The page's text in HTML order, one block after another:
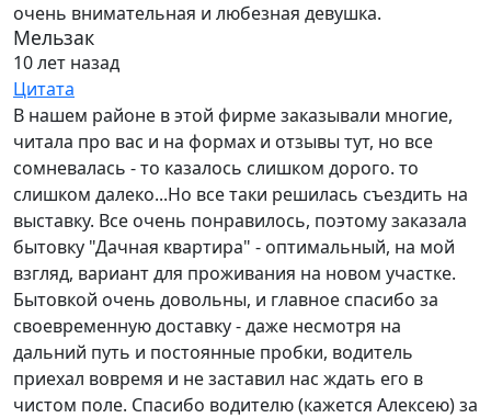
очень внимательная и любезная девушка.
Мельзак
10 лет назад
Цитата
В нашем районе в этой фирме заказывали многие,
читала про вас и на формах и отзывы тут, но все
сомневалась - то казалось слишком дорого. то
слишком далеко...Но все таки решилась съездить на
выставку. Все очень понравилось, поэтому заказала
бытовку "Дачная квартира" - оптимальный, на мой
взгляд, вариант для проживания на новом участке.
Бытовкой очень довольны, и главное спасибо за
своевременную доставку - даже несмотря на
дальний путь и постоянные пробки, водитель
приехал вовремя и не заставил нас ждать его в
чистом поле. Спасибо водителю (кажется Алексею) за